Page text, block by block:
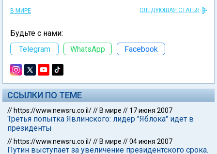
В МИРЕ СЛЕДУЮЩАЯ СТАТЬЯ
Будьте с нами:
Telegram
WhatsApp Facebook
ССЫЛКИ ПО ТЕМЕ
// https://www.newsru.co.il/// В мире // 17 июня 2007
Третья попытка Явлинского: лидер "Яблока" идет в
президенты
// https://www.newsru.co.il/// В мире //04 июня 2007
Путин выступает за увеличение президентского срока.